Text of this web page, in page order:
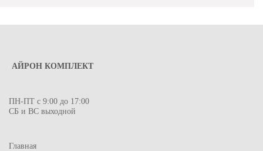
АЙРОН КОМПЛЕКТ
ПН-ПТ с 9:00 до 17:00
СБ и ВС выходной
Главная